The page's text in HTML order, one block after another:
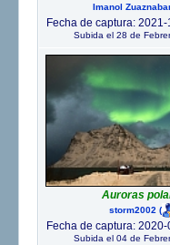
Imanol
Fecha de captura:
Subida el 28 de
Auroras
storm2002 (
Fecha de captura:
Subida el 04 de